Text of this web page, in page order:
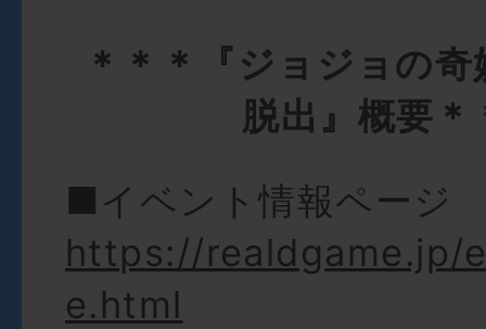
＊＊＊『ジョジョの
脱出』概要＊
■イベント情報ページ
https://realdgame.jp/
e.html